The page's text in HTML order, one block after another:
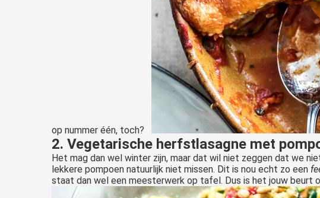
op nummer één, toch?
2. Vegetarische herfstlasagne met
Het mag dan wel winter zijn, maar dat wil niet zeggen dat we
lekkere pompoen natuurlijk niet missen. Dit is nou echt zo een
staat dan wel een meesterwerk op tafel. Dus is het jouw beurt